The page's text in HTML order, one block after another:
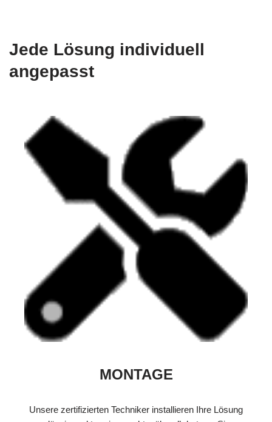
Jede Lösung individuell
angepasst
MONTAGE
Unsere zertifizierten Techniker installieren Ihre Lösung